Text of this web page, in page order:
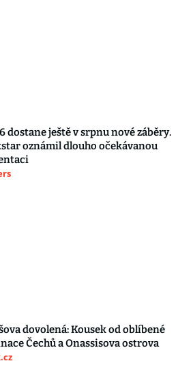
dostane ještě v srpnu nové záběry.
oznámil dlouho očekávanou
dovolená: Kousek od oblíbené
Čechů a Onassisova ostrova